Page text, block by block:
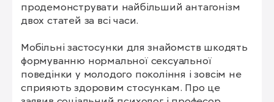
продемонструвати найбільший антагонізм
двох статей за всі часи.
Мобільні застосунки для знайомств шкодять
формуванню нормальної сексуальної
поведінки у молодого покоління і зовсім не
сприяють здоровим стосункам. Про це